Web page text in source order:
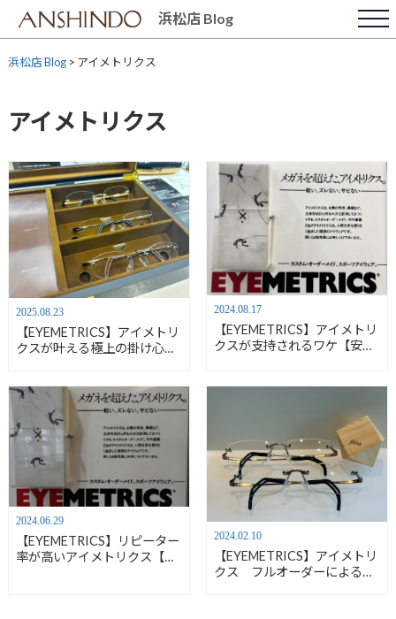
content
浜松店 Blog
浜松店 Blog> アイメトリクス
アイメトリクス
2025.08.23
【EYEMETRICS】アイメトリ
クスが叶える極上の掛け心地
2024.08.17
【EYEMETRICS】アイメトリ
クスが支持されるワケ【安心
2024.06.29
【EYEMETRICS】リピーター
率が高いアイメトリクス【安
2024.02.10
【EYEMETRICS】アイメトリ
クス フルオーダーによるメ